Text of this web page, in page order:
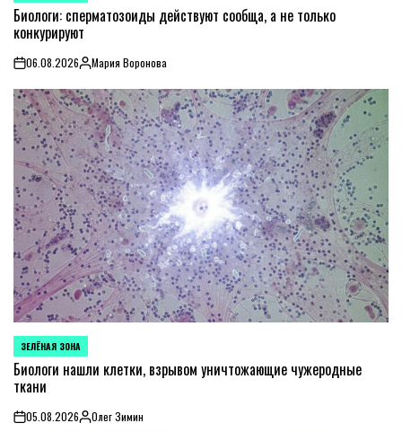
IN
Биологи: сперматозоиды действуют сообща, а не только
конкурируют
on06.08.2026PostedМария Воронова
POSTED
IN
ЗЕЛЁНАЯ ЗОНА
Биологи нашли клетки, взрывом уничтожающие чужеродные
ткани
on05.08.2026PostedОлег Зимин